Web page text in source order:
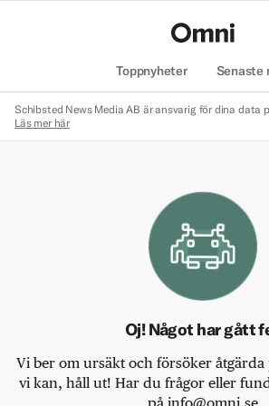
Toppnyheter Senaste
Schibsted News Media AB är ansvarig för dina data
Läs mer här
Oj! Något har gått
Vi ber om ursäkt och försöker åtgärda
vi kan, håll ut! Har du frågor eller